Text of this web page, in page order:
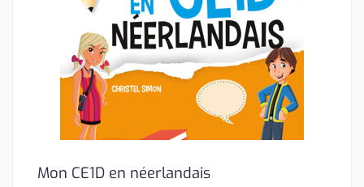
Mon CE1D en néerlandais